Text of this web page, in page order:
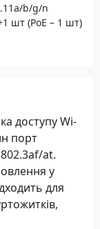
b/g/n
шт (PoE – 1 шт)
доступу Wi-
порт
at.
у
для